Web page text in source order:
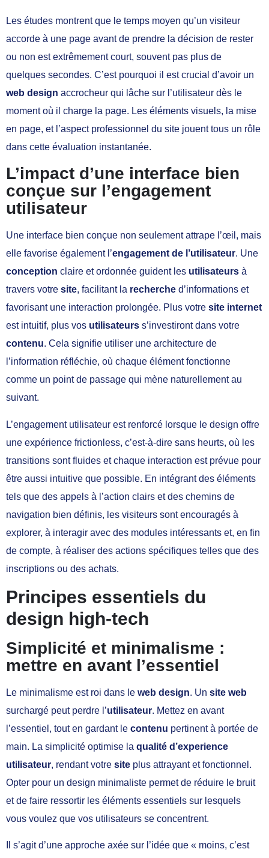
Les études montrent que le temps moyen qu’un visiteur
accorde à une page avant de prendre la décision de rester
ou non est extrêmement court, souvent pas plus de
quelques secondes. C’est pourquoi il est crucial d’avoir un
web design accrocheur qui lâche sur l’utilisateur dès le
moment où il charge la page. Les éléments visuels, la mise
en page, et l’aspect professionnel du site jouent tous un rôle
dans cette évaluation instantanée.
L’impact d’une interface bien
conçue sur l’engagement
utilisateur
Une interface bien conçue non seulement attrape l’œil, mais
elle favorise également l’engagement de l’utilisateur. Une
conception claire et ordonnée guident les utilisateurs à
travers votre site, facilitant la recherche d’informations et
favorisant une interaction prolongée. Plus votre site internet
est intuitif, plus vos utilisateurs s’investiront dans votre
contenu. Cela signifie utiliser une architecture de
l’information réfléchie, où chaque élément fonctionne
comme un point de passage qui mène naturellement au
suivant.
L’engagement utilisateur est renforcé lorsque le design offre
une expérience frictionless, c’est-à-dire sans heurts, où les
transitions sont fluides et chaque interaction est prévue pour
être aussi intuitive que possible. En intégrant des éléments
tels que des appels à l’action clairs et des chemins de
navigation bien définis, les visiteurs sont encouragés à
explorer, à interagir avec des modules intéressants et, en fin
de compte, à réaliser des actions spécifiques telles que des
inscriptions ou des achats.
Principes essentiels du
design high-tech
Simplicité et minimalisme :
mettre en avant l’essentiel
Le minimalisme est roi dans le web design. Un site web
surchargé peut perdre l’utilisateur. Mettez en avant
l’essentiel, tout en gardant le contenu pertinent à portée de
main. La simplicité optimise la qualité d’experience
utilisateur, rendant votre site plus attrayant et fonctionnel.
Opter pour un design minimaliste permet de réduire le bruit
et de faire ressortir les éléments essentiels sur lesquels
vous voulez que vos utilisateurs se concentrent.
Il s’agit d’une approche axée sur l’idée que « moins, c’est